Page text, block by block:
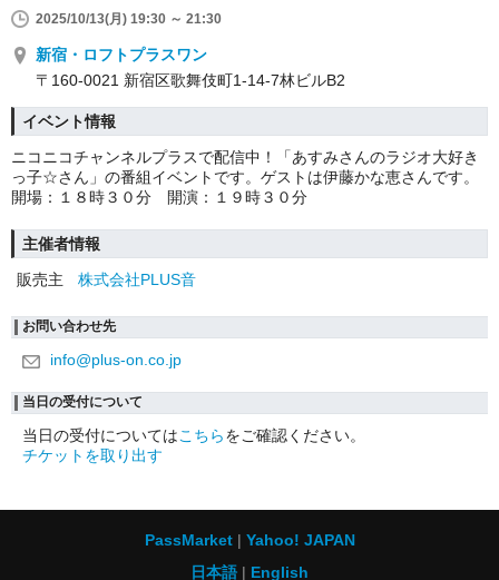
2025/10/13(月) 19:30 ～ 21:30
新宿・ロフトプラスワン
〒160-0021 新宿区歌舞伎町1-14-7林ビルB2
イベント情報
ニコニコチャンネルプラスで配信中！「あすみさんのラジオ大好き
っ子☆さん」の番組イベントです。ゲストは伊藤かな恵さんです。
開場：１８時３０分 開演：１９時３０分
主催者情報
販売主
株式会社PLUS音
お問い合わせ先
info@plus-on.co.jp
当日の受付について
当日の受付についてはこちらをご確認ください。
チケットを取り出す
PassMarket
Yahoo! JAPAN
日本語
English